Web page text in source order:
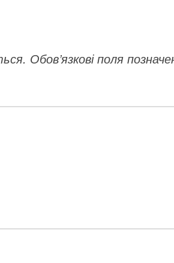
Обов’язкові поля